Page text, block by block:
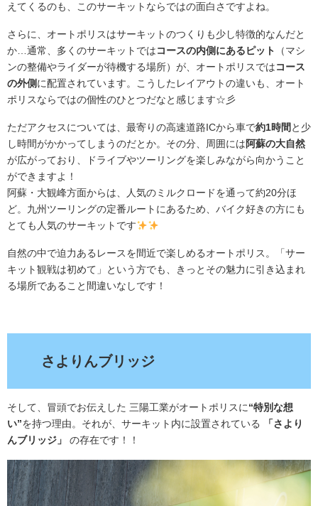
えてくるのも、このサーキットならではの面白さですよね。
さらに、オートポリスはサーキットのつくりも少し特徴的なんだと
か…通常、多くのサーキットではコースの内側にあるピット
（マシ
ンの整備やライダーが待機する場所）が、オートポリスではコース
の外側に配置されています。こうしたレイアウトの違いも、オート
ポリスならではの個性のひとつだなと感じます☆彡
ただアクセスについては、最寄りの高速道路ICから車で約1時間 と少
し時間がかかってしまうのだとか。その分、周囲には阿蘇の大自然
が広がっており、ドライブやツーリングを楽しみながら向かうこと
ができますよ！
阿蘇・大観峰方面からは、人気のミルクロードを通って約20分ほ
ど。九州ツーリングの定番ルートにあるため、バイク好きの方にも
とても人気のサーキットです
自然の中で迫力あるレースを間近で楽しめるオートポリス。「サー
キット観戦は初めて」という方でも、きっとその魅力に引き込まれ
る場所であること間違いなしです！
さよりんブリッジ
そして、冒頭でお伝えした 三陽工業がオートポリスに“特別な想
い”を持つ理由。それが、サーキット内に設置されている
「さより
んブリッジ」
の存在です！！